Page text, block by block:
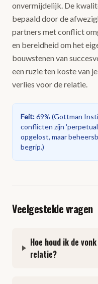
onvermijdelijk. De
bepaald door de
partners met conflict
en bereidheid om het
bouwstenen van
een ruzie ten koste van
verlies voor de relatie.
Feit:69% (Gottman
conflicten zijn
opgelost, maar
begrip.)
Veelgestelde vragen
Hoe houd ik de
relatie?